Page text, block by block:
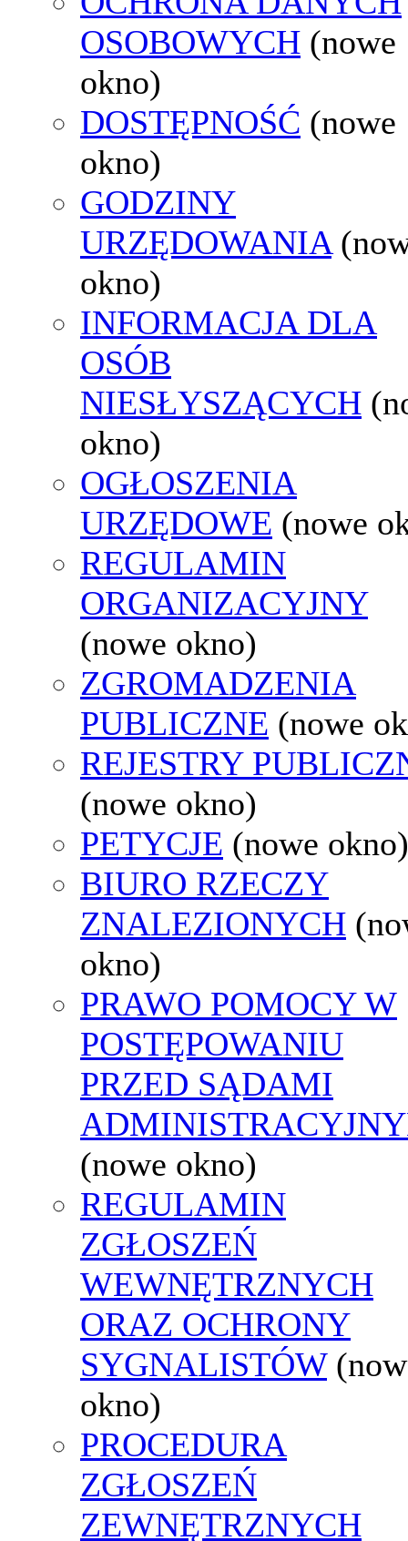
OSOBOWYCH (nowe
okno)
DOSTĘPNOŚĆ (nowe
okno)
GODZINY
URZĘDOWANIA
okno)
INFORMACJA DLA
OSÓB
NIESŁYSZĄCYCH
okno)
OGŁOSZENIA
URZĘDOWE (nowe
REGULAMIN
ORGANIZACYJNY
(nowe okno)
ZGROMADZENIA
PUBLICZNE (nowe
REJESTRY
(nowe okno)
PETYCJE (nowe okno)
BIURO RZECZY
ZNALEZIONYCH
okno)
PRAWO POMOCY W
POSTĘPOWANIU
PRZED SĄDAMI
(nowe okno)
REGULAMIN
ZGŁOSZEŃ
WEWNĘTRZNYCH
ORAZ OCHRONY
SYGNALISTÓW
okno)
PROCEDURA
ZGŁOSZEŃ
ZEWNĘTRZNYCH